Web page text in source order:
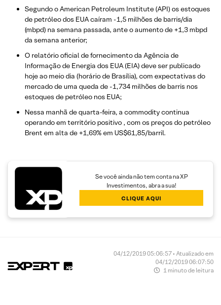
Segundo o American Petroleum Institute (API) os estoques
de petróleo dos EUA caíram -1,5 milhões de barris/dia
(mbpd) na semana passada, ante o aumento de +1,3 mbpd
da semana anterior;
O relatório oficial de fornecimento da Agência de
Informação de Energia dos EUA (EIA) deve ser publicado
hoje ao meio dia (horário de Brasília), com expectativas do
mercado de uma queda de -1,734 milhões de barris nos
estoques de petróleo nos EUA;
Nessa manhã de quarta-feira, a commodity continua
operando em território positivo , com os preços do petróleo
Brent em alta de +1,69% em US$61,85/barril.
Se você ainda não tem conta na XP
Investimentos, abra a sua!
CLIQUE AQUI
04/12/2019 05:06:57 • Atualizado em
04/12/2019 06:07:50
1 minuto de leitura